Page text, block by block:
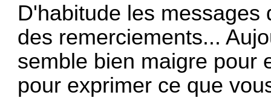
D'habitude les messages
des remerciements...
semble bien maigre pour
pour exprimer ce que